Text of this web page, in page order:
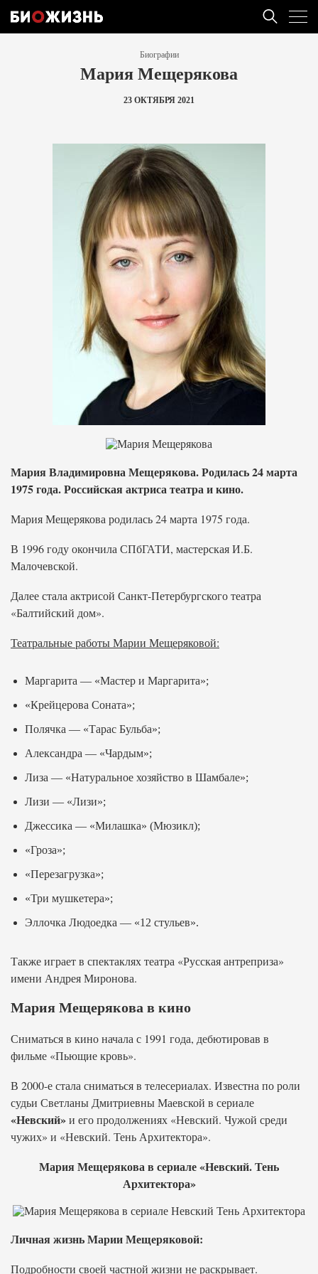
Биографии
Мария Мещерякова
23 ОКТЯБРЯ 2021
Мария Владимировна Мещерякова. Родилась 24 марта
1975 года. Российская актриса театра и кино.
Мария Мещерякова родилась 24 марта 1975 года.
В 1996 году окончила СПбГАТИ, мастерская И.Б.
Малочевской.
Далее стала актрисой Санкт-Петербургского театра
«Балтийский дом».
Театральные работы Марии Мещеряковой:
Маргарита — «Мастер и Маргарита»;
«Крейцерова Соната»;
Полячка — «Тарас Бульба»;
Александра — «Чардым»;
Лиза — «Натуральное хозяйство в Шамбале»;
Лизи — «Лизи»;
Джессика — «Милашка» (Мюзикл);
«Гроза»;
«Перезагрузка»;
«Три мушкетера»;
Эллочка Людоедка — «12 стульев».
Также играет в спектаклях театра «Русская антреприза»
имени Андрея Миронова.
Мария Мещерякова в кино
Сниматься в кино начала с 1991 года, дебютировав в
фильме «Пьющие кровь».
В 2000-е стала сниматься в телесериалах. Известна по роли
судьи Светланы Дмитриевны Маевской в сериале
«Невский»и его продолжениях «Невский. Чужой среди
чужих» и «Невский. Тень Архитектора».
Мария Мещерякова в сериале «Невский. Тень
Архитектора»
Личная жизнь Марии Мещеряковой:
Подробности своей частной жизни не раскрывает.